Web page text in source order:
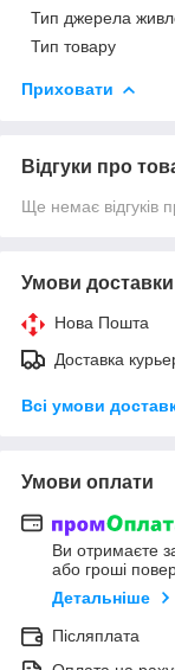
Тип джерела
Тип товару
Приховати
Відгуки про
Ще немає відгуків
Умови доставки
Нова Пошта
Доставка
Всі умови
Умови оплати
Ви отримаєте
або гроші
Детальніше
Післяплата